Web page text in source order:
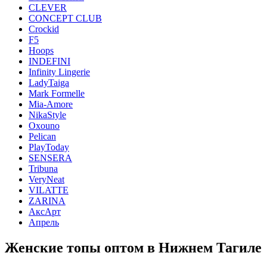
CLEVER
CONCEPT CLUB
Crockid
F5
Hoops
INDEFINI
Infinity Lingerie
LadyTaiga
Mark Formelle
Mia-Amore
NikaStyle
Oxouno
Pelican
PlayToday
SENSERA
Tribuna
VeryNeat
VILATTE
ZARINA
АксАрт
Апрель
Женские топы оптом в Нижнем Тагиле